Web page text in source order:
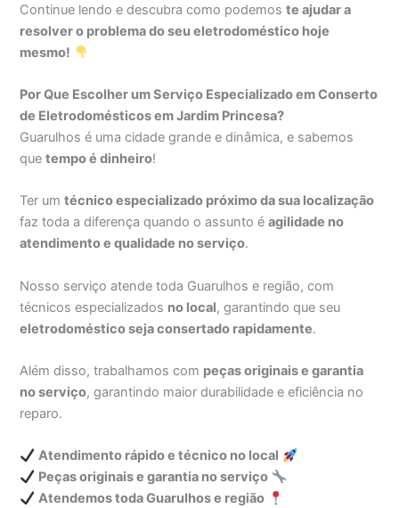
Continue lendo e descubra como podemoste ajudar a
resolver o problema do seu eletrodoméstico hoje
mesmo!
Por Que Escolher um Serviço Especializado em Conserto
de Eletrodomésticos em Jardim Princesa?
Guarulhos é uma cidade grande e dinâmica, e sabemos
quetempo é dinheiro!
Ter umtécnico especializado próximo da sua localização
faz toda a diferença quando o assunto éagilidade no
atendimento e qualidade no serviço.
Nosso serviço atende toda Guarulhos e região, com
técnicos especializados no local, garantindo que seu
eletrodoméstico seja consertado rapidamente.
Além disso, trabalhamos com peças originais e garantia
no serviço, garantindo maior durabilidade e eficiência no
reparo.
Atendimento rápido e técnico no local
Peças originais e garantia no serviço
Atendemos toda Guarulhos e região